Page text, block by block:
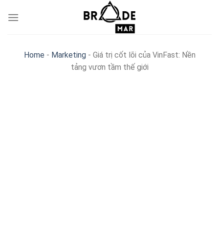
Home - Marketing- Giá trị cốt lõi của VinFast: Nền
tảng vươn tầm thế giới